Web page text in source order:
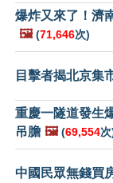
爆炸又來了！濟
🖼️ (71,646次)
目擊者揭北京集
重慶一隧道發生
吊膽 🖼️ (69,554次
中國民眾無錢買